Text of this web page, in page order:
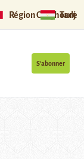
Région Ouïghoure
S’abonner